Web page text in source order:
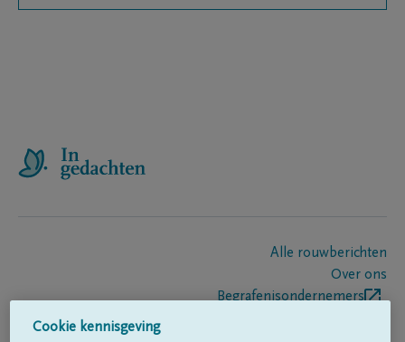
Alle rouwberichten
Over ons
Begrafenisondernemers
Cookie kennisgeving